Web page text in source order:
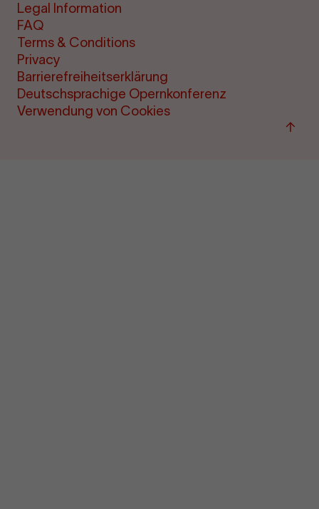
Legal Information
FAQ
Terms & Conditions
Privacy
Barrierefreiheitserklärung
Deutschsprachige Opernkonferenz
Verwendung von Cookies
Back